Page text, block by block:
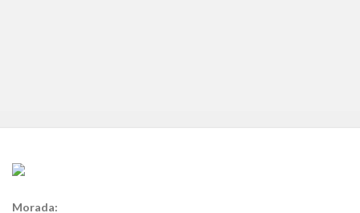
Morada: